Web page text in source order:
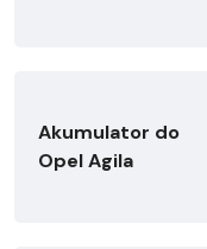
Akumulator do
Opel Agila